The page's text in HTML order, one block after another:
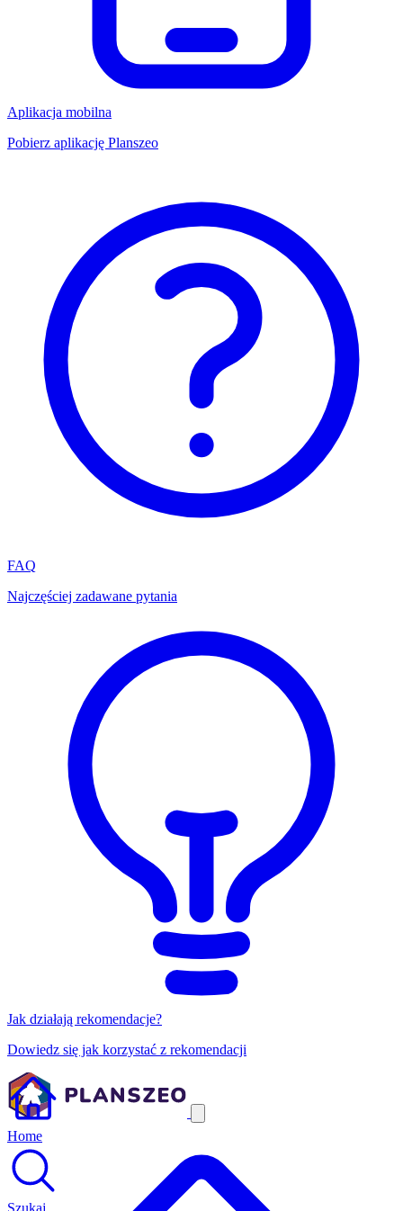
Aplikacja mobilna
Pobierz aplikację Planszeo
FAQ
Najczęściej zadawane pytania
Jak działają rekomendacje?
Dowiedz się jak korzystać z rekomendacji
Home
Szukaj